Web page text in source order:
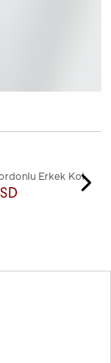
Erkek Kol